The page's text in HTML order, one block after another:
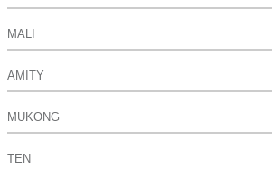
MALI
AMITY
MUKONG
TEN